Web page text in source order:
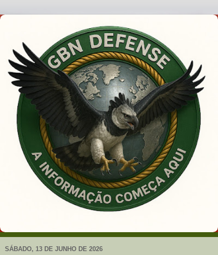
SÁBADO, 13 DE JUNHO DE 2026